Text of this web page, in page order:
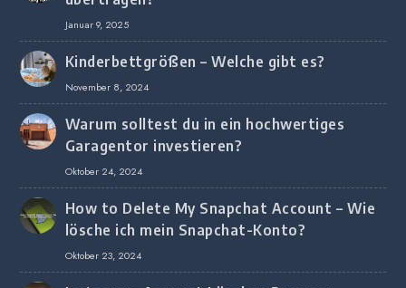
Januar 9, 2025
Kinderbettgrößen – Welche gibt es?
November 8, 2024
Warum solltest du in ein hochwertiges
Garagentor investieren?
Oktober 24, 2024
How to Delete My Snapchat Account – Wie
lösche ich mein Snapchat-Konto?
Oktober 23, 2024